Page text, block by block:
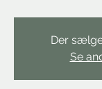
Der
Se